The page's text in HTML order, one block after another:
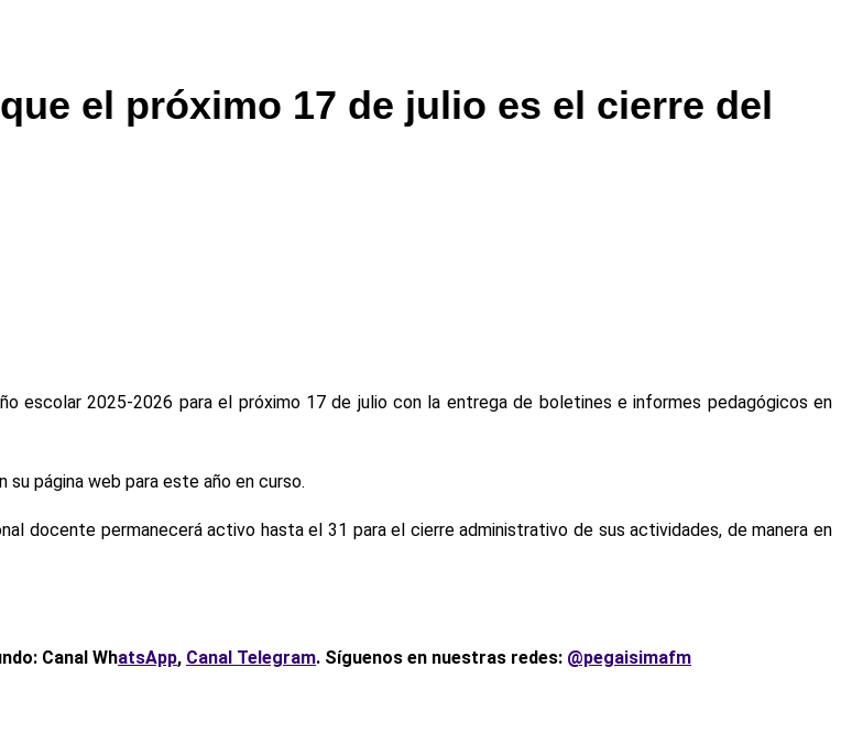
el próximo 17 de julio es el cierre del
escolar 2025-2026 para el próximo 17 de julio con la entrega de boletines e informes pedagógicos en
página web para este año en curso.
docente permanecerá activo hasta el 31 para el cierre administrativo de sus actividades, de manera en
Canal WhatsApp, Canal Telegram. Síguenos en nuestras redes: @pegaisimafm